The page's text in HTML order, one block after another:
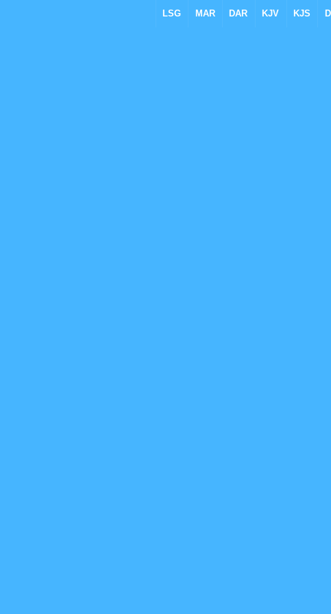
LSG MAR DAR KJV KJS